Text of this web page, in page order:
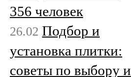
356 человек
26.02 Подбор и
установка плитки:
советы по выбору и